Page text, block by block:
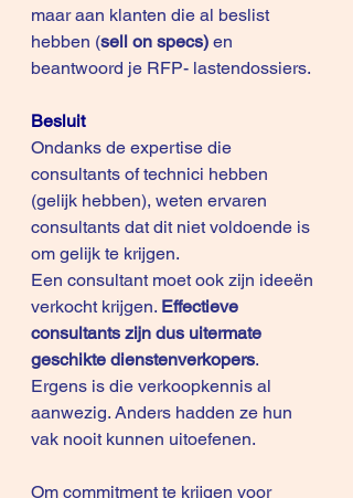
maar aan klanten die al beslist
hebben (sell on specs) en
beantwoord je RFP- lastendossiers.
Besluit
Ondanks de expertise die
consultants of technici hebben
(gelijk hebben), weten ervaren
consultants dat dit niet voldoende is
om gelijk te krijgen.
Een consultant moet ook zijn ideeën
verkocht krijgen. Effectieve
consultants zijn dus uitermate
geschikte dienstenverkopers.
Ergens is die verkoopkennis al
aanwezig. Anders hadden ze hun
vak nooit kunnen uitoefenen.
Om commitment te krijgen voor